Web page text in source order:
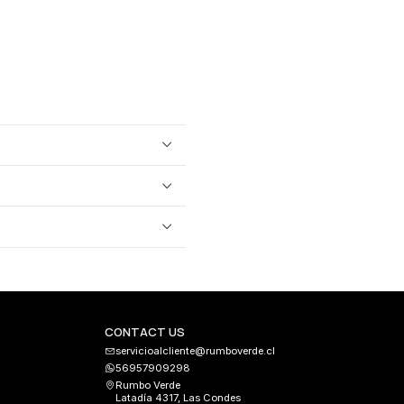
CONTACT US
servicioalcliente@rumboverde.cl
56957909298
Rumbo Verde
Latadía 4317, Las Condes